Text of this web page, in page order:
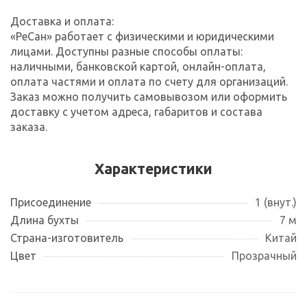
Доставка и оплата:
«РеСан» работает с физическими и юридическими
лицами. Доступны разные способы оплаты:
наличными, банковской картой, онлайн-оплата,
оплата частями и оплата по счету для организаций.
Заказ можно получить самовывозом или оформить
доставку с учетом адреса, габаритов и состава
заказа.
Характеристики
Присоединение
1 (внут.)
Длина бухты
7 м
Страна-изготовитель
Китай
Цвет
Прозрачный